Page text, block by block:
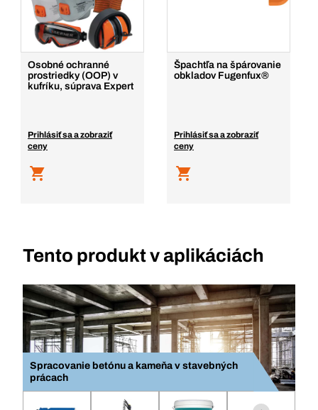
Osobné ochranné
prostriedky (OOP) v
kufríku, súprava Expert
Prihlásiť sa a zobraziť
ceny
Špachtľa na špárovanie
obkladov Fugenfux®
Prihlásiť sa a zobraziť
ceny
Tento produkt v aplikáciách
Spracovanie betónu a kameňa v stavebných
prácach